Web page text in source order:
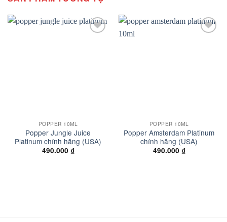
POPPER 10ML
Popper Jungle Juice
Platinum chính hãng (USA)
490.000 ₫
POPPER 10ML
Popper Amsterdam Platinum
chính hãng (USA)
490.000 ₫